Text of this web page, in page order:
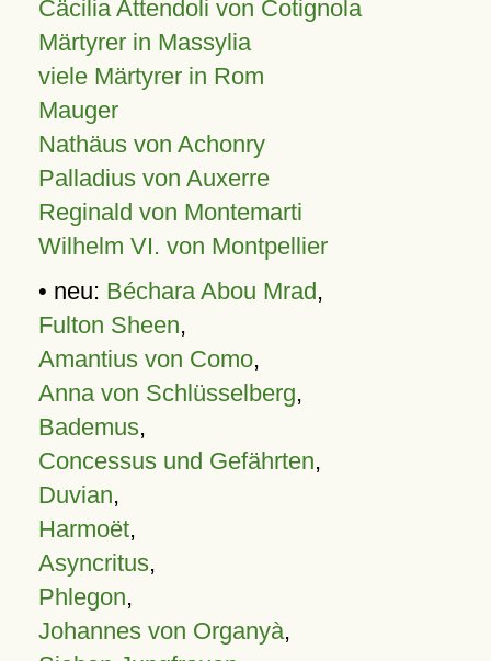
Cäcilia Attendoli von Cotignola
Märtyrer in Massylia
viele Märtyrer in Rom
Mauger
Nathäus von Achonry
Palladius von Auxerre
Reginald von Montemarti
Wilhelm VI. von Montpellier
• neu: Béchara Abou Mrad,
Fulton Sheen,
Amantius von Como,
Anna von Schlüsselberg,
Bademus,
Concessus und Gefährten,
Duvian,
Harmoët,
Asyncritus,
Phlegon,
Johannes von Organyà,